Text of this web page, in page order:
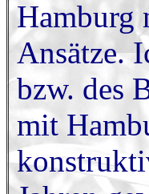
Hamburg
Ansätze.
bzw. des
mit